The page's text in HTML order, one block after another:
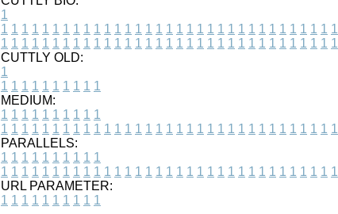
1
1 1 1 1 1 1 1 1 1 1 1 1 1 1 1 1 1 1 1 1 1 1 1 1 1 1 1 1 1 1 1 1 1
1 1 1 1 1 1 1 1 1 1 1 1 1 1 1 1 1 1 1 1 1 1 1 1 1 1 1 1 1 1 1 1 1
CUTTLY OLD:
1
1 1 1 1 1 1 1 1 1 1
MEDIUM:
1 1 1 1 1 1 1 1 1 1
1 1 1 1 1 1 1 1 1 1 1 1 1 1 1 1 1 1 1 1 1 1 1 1 1 1 1 1 1 1 1 1 1
PARALLELS:
1 1 1 1 1 1 1 1 1 1
1 1 1 1 1 1 1 1 1 1 1 1 1 1 1 1 1 1 1 1 1 1 1 1 1 1 1 1 1 1 1 1 1
URL PARAMETER:
1 1 1 1 1 1 1 1 1 1